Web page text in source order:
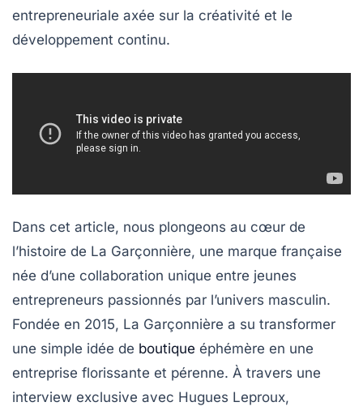
entrepreneuriale axée sur la créativité et le
développement continu.
Dans cet article, nous plongeons au cœur de
l’histoire de La Garçonnière, une marque française
née d’une collaboration unique entre jeunes
entrepreneurs passionnés par l’univers masculin.
Fondée en 2015, La Garçonnière a su transformer
une simple idée de boutique éphémère en une
entreprise florissante et pérenne. À travers une
interview exclusive avec Hugues Leproux,